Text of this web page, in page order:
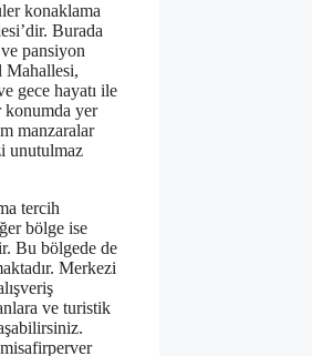
konaklama
Burada
pansiyon
Mahallesi,
gece hayatı ile
konumda yer
manzaralar
unutulmaz
tercih
bölge ise
Bu bölgede de
Merkezi
ve turistik